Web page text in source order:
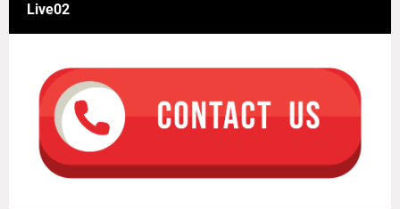
Live02